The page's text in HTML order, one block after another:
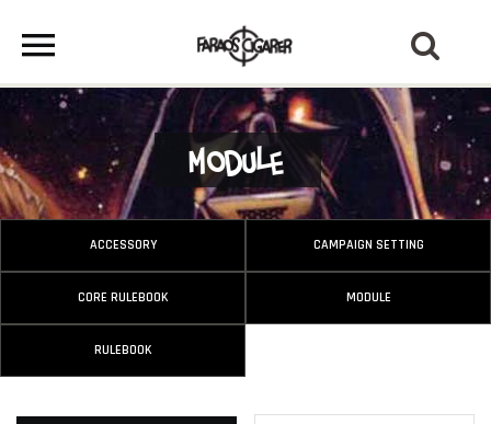
Module
ACCESSORY CAMPAIGN SETTING
CORE RULEBOOK MODULE
RULEBOOK